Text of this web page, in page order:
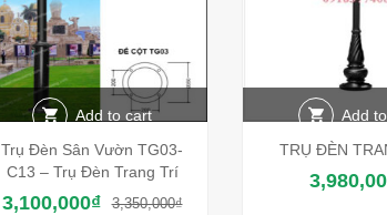
Add to cart
Trụ Đèn Sân Vườn TG03-
C13 – Trụ Đèn Trang Trí
3,350,000₫
3,100,000₫
Add
TRỤ ĐÈN